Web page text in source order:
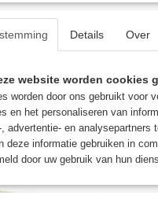
Contact &
MINIATURE GAMING
Lancers
Details Over
website worden cookies
worden door ons gebruikt voor
en het personaliseren van
advertentie- en
deze informatie gebruiken in
door uw gebruik van hun